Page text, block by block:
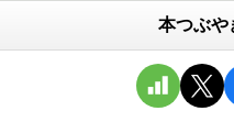
本つぶや